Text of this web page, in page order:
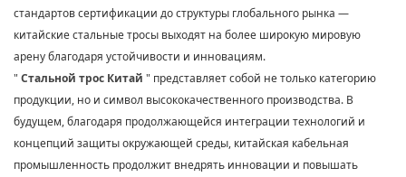
стандартов сертификации до структуры глобального рынка —
китайские стальные тросы выходят на более широкую мировую
арену благодаря устойчивости и инновациям.
" Стальной трос Китай " представляет собой не только категорию
продукции, но и символ высококачественного производства. В
будущем, благодаря продолжающейся интеграции технологий и
концепций защиты окружающей среды, китайская кабельная
промышленность продолжит внедрять инновации и повышать